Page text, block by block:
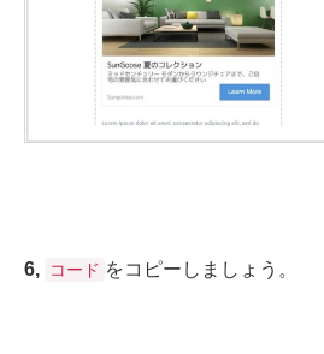
6, コード をコピーしましょう。